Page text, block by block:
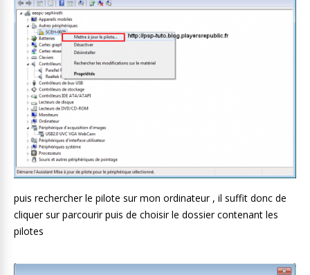
puis rechercher le pilote sur mon ordinateur , il suffit donc de
cliquer sur parcourir puis de choisir le dossier contenant les
pilotes